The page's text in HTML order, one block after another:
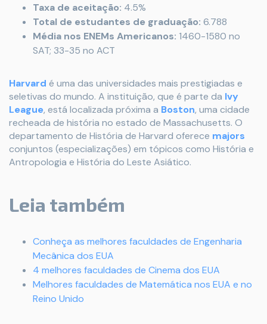
Taxa de aceitação: 4.5%
Total de estudantes de graduação: 6.788
Média nos ENEMs Americanos: 1460-1580 no
SAT; 33-35 no ACT
Harvard é uma das universidades mais prestigiadas e
seletivas do mundo. A instituição, que é parte da Ivy
League, está localizada próxima a Boston, uma cidade
recheada de história no estado de Massachusetts. O
departamento de História de Harvard oferece majors
conjuntos (especializações) em tópicos como História e
Antropologia e História do Leste Asiático.
Leia também
Conheça as melhores faculdades de Engenharia
Mecânica dos EUA
4 melhores faculdades de Cinema dos EUA
Melhores faculdades de Matemática nos EUA e no
Reino Unido